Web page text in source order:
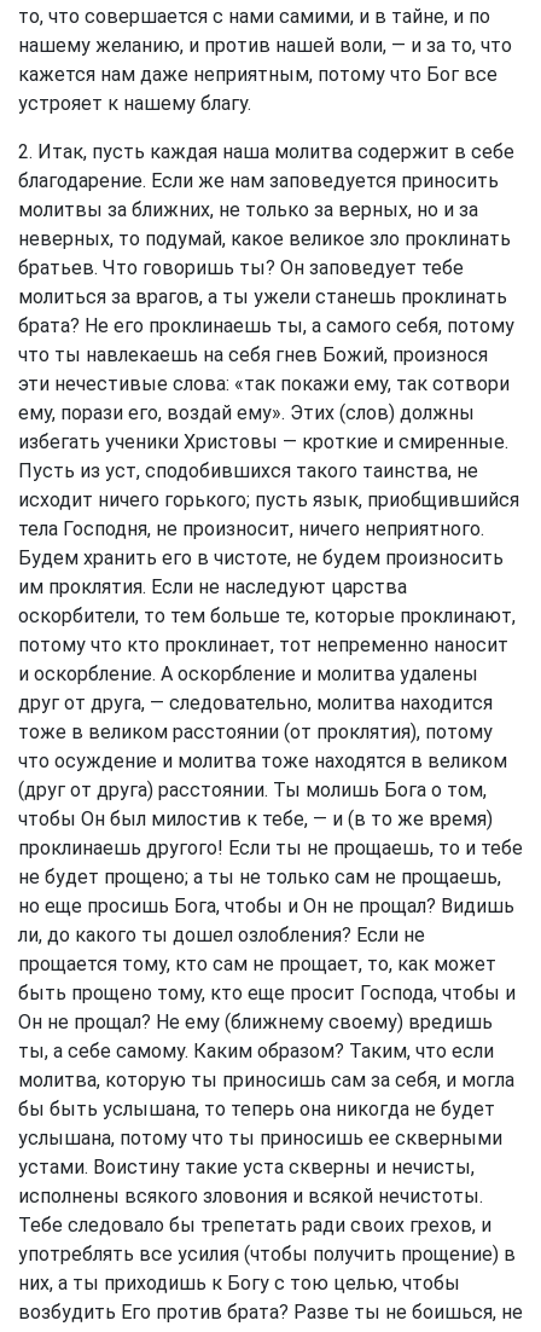
то, что совершается с нами самими, и в тайне, и по
нашему желанию, и против нашей воли, — и за то, что
кажется нам даже неприятным, потому что Бог все
устрояет к нашему благу.
2. Итак, пусть каждая наша молитва содержит в себе
благодарение. Если же нам заповедуется приносить
молитвы за ближних, не только за верных, но и за
неверных, то подумай, какое великое зло проклинать
братьев. Что говоришь ты? Он заповедует тебе
молиться за врагов, а ты ужели станешь проклинать
брата? Не его проклинаешь ты, а самого себя, потому
что ты навлекаешь на себя гнев Божий, произнося
эти нечестивые слова: «так покажи ему, так сотвори
ему, порази его, воздай ему». Этих (слов) должны
избегать ученики Христовы — кроткие и смиренные.
Пусть из уст, сподобившихся такого таинства, не
исходит ничего горького; пусть язык, приобщившийся
тела Господня, не произносит, ничего неприятного.
Будем хранить его в чистоте, не будем произносить
им проклятия. Если не наследуют царства
оскорбители, то тем больше те, которые проклинают,
потому что кто проклинает, тот непременно наносит
и оскорбление. А оскорбление и молитва удалены
друг от друга, — следовательно, молитва находится
тоже в великом расстоянии (от проклятия), потому
что осуждение и молитва тоже находятся в великом
(друг от друга) расстоянии. Ты молишь Бога о том,
чтобы Он был милостив к тебе, — и (в то же время)
проклинаешь другого! Если ты не прощаешь, то и тебе
не будет прощено; а ты не только сам не прощаешь,
но еще просишь Бога, чтобы и Он не прощал? Видишь
ли, до какого ты дошел озлобления? Если не
прощается тому, кто сам не прощает, то, как может
быть прощено тому, кто еще просит Господа, чтобы и
Он не прощал? Не ему (ближнему своему) вредишь
ты, а себе самому. Каким образом? Таким, что если
молитва, которую ты приносишь сам за себя, и могла
бы быть услышана, то теперь она никогда не будет
услышана, потому что ты приносишь ее скверными
устами. Воистину такие уста скверны и нечисты,
исполнены всякого зловония и всякой нечистоты.
Тебе следовало бы трепетать ради своих грехов, и
употреблять все усилия (чтобы получить прощение) в
них, а ты приходишь к Богу с тою целью, чтобы
возбудить Его против брата? Разве ты не боишься, не